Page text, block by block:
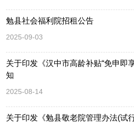
勉县社会福利院招租公告
2025-09-03
关于印发《汉中市高龄补贴“免申即
知
2025-08-14
关于印发《勉县敬老院管理办法(试